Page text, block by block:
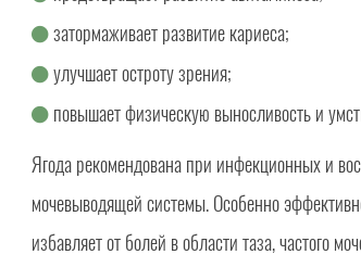
затормаживает развитие кариеса;
улучшает остроту зрения;
повышает физическую выносливость и
Ягода рекомендована при инфекционных и
мочевыводящей системы. Особенно
избавляет от болей в области таза, частого